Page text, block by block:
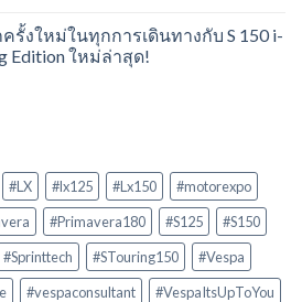
งใหม่ในทุกการเดินทางกับ S 150 i-
Edition ใหม่ล่าสุด!
#LX #lx125 #Lx150
#motorexpo
#Primavera180 #S125
#S150
#Sprinttech #STouring150
#Vespa
#vespaconsultant
#VespaItsUpToYou